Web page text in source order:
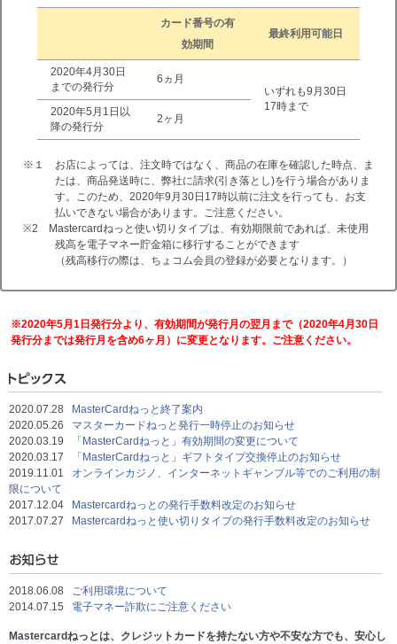
カード番号の有
効期間
最終利用可能日
2020年4月30日
までの発行分
6ヵ月
いずれも9月30日
17時まで
2020年5月1日以
降の発行分
2ヶ月
※１ お店によっては、注文時ではなく、商品の在庫を確認した時点、ま
たは、商品発送時に、弊社に請求(引き落とし)を行う場合がありま
す。このため、2020年9月30日17時以前に注文を行っても、お支
払いできない場合があります。ご注意ください。
※2 Mastercardねっと使い切りタイプは、有効期限前であれば、未使用
残高を電子マネー貯金箱に移行することができます
（残高移行の際は、ちょコム会員の登録が必要となります。）
※2020年5月1日発行分より、有効期間が発行月の翌月まで（2020年4月30日
発行分までは発行月を含め6ヶ月）に変更となります。ご注意ください。
2020.07.28
MasterCardねっと終了案内
2020.05.26
マスターカードねっと発行一時停止のお知らせ
2020.03.19
「MasterCardねっと」有効期間の変更について
2020.03.17
「MasterCardねっと」ギフトタイプ交換停止のお知らせ
2019.11.01
オンラインカジノ、インターネットギャンブル等でのご利用の制
限について
2017.12.04
Mastercardねっとの発行手数料改定のお知らせ
2017.07.27
Mastercardねっと使い切りタイプの発行手数料改定のお知らせ
2018.06.08
ご利用環境について
2014.07.15
電子マネー詐欺にご注意ください
Mastercardねっとは、クレジットカードを持たない方や不安な方でも、安心し